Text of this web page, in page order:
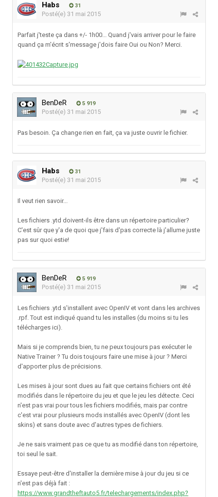
Habs 31
Posté(e) 31 mai 2015
Parfait j'teste ça dans +/- 1h00... Quand j'vais arriver pour le faire
quand ça m'écrit s'message j'dois faire Oui ou Non? Merci.
BenDeR 5 919
Posté(e) 31 mai 2015
Pas besoin. Ça change rien en fait, ça va juste ouvrir le fichier.
Habs 31
Posté(e) 31 mai 2015
Il veut rien savoir...
Les fichiers .ytd doivent-ils être dans un répertoire particulier?
C'est sûr que y'a de quoi que j'fais d'pas correcte là j'allume juste
pas sur quoi estie!
BenDeR 5 919
Posté(e) 31 mai 2015
Les fichiers .ytd s'installent avec OpenIV et vont dans les archives
.rpf. Tout est indiqué quand tu les installes (du moins si tu les
télécharges ici).
Mais si je comprends bien, tu ne peux toujours pas exécuter le
Native Trainer ? Tu dois toujours faire une mise à jour ? Merci
d'apporter plus de précisions.
Les mises à jour sont dues au fait que certains fichiers ont été
modifiés dans le répertoire du jeu et que le jeu les détecte. Ceci
n'est pas vrai pour tous les fichiers modifiés, mais par contre
c'est vrai pour plusieurs mods installés avec OpenIV (dont les
skins) et sans doute avec d'autres types de fichiers.
Je ne sais vraiment pas ce que tu as modifié dans ton répertoire,
toi seul le sait.
Essaye peut-être d'installer la dernière mise à jour du jeu si ce
n'est pas déjà fait :
https://www.grandtheftauto5.fr/telechargements/index.php?